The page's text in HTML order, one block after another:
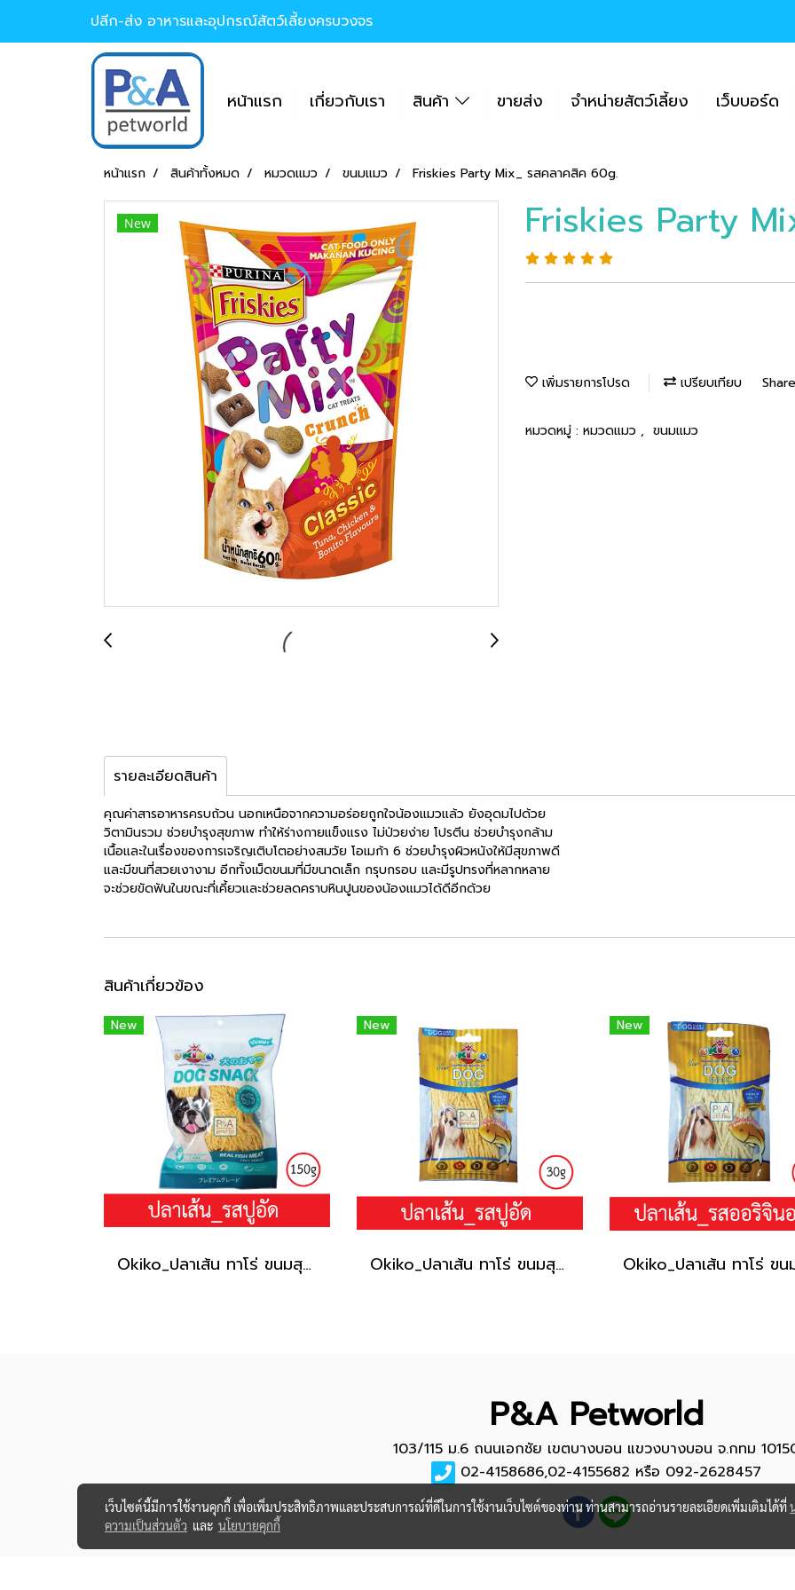
ปลีก-ส่ง อาหารและอุปกรณ์สัตว์เลี้ยงครบวงจร
หน้าแรก เกี่ยวกับเรา สินค้า ขายส่ง จำหน่ายสัตว์เลี้ยง เว็บบอร์ด
หน้าแรก สินค้าทั้งหมด หมวดแมว ขนมแมว Friskies Party Mix_ รสคลาคสิค 60g.
New Friskies Party
เพิ่มรายการโปรด เปรียบเทียบ Share
หมวดหมู่ : หมวดแมว , ขนมแมว
รายละเอียดสินค้า
คุณค่าสารอาหารครบถ้วน นอกเหนือจากความอร่อยถูกใจน้องแมวแล้ว ยังอุดมไปด้วย
วิตามินรวม ช่วยบำรุงสุขภาพ ทำให้ร่างกายแข็งแรง ไม่ป่วยง่าย โปรตีน ช่วยบำรุงกล้าม
เนื้อและในเรื่องของการเจริญเติบโตอย่างสมวัย โอเมก้า 6 ช่วยบำรุงผิวหนังให้มีสุขภาพดี
และมีขนที่สวยเงางาม อีกทั้งเม็ดขนมที่มีขนาดเล็ก กรุบกรอบ และมีรูปทรงที่หลากหลาย
จะช่วยขัดฟันในขณะที่เคี้ยวและช่วยลดคราบหินปูนของน้องแมวได้ดีอีกด้วย
สินค้าเกี่ยวข้อง
New
Okiko_ปลาเส้น ทาโร่ ขนมสุนัข (เนื้อปลา 100%) _รสปู150g.
New
Okiko_ปลาเส้น ทาโร่ ขนมสุนัข (เนื้อปลา 100%) _รสปู30g.
New
P&A Petworld
103/115 ม.6 ถนนเอกชัย เขตบางบอน แขวงบางบอน จ.กทม
02-4158686,02-4155682 หรือ 092-2628457
เว็บไซต์นี้มีการใช้งานคุกกี้ เพื่อเพิ่มประสิทธิภาพและประสบการณ์ที่ดีในการใช้งานเว็บไซต์ของท่าน ท่านสามารถอ่านรายละเอียดเพิ่มเติมได้ที่
ความเป็นส่วนตัว และ นโยบายคุกกี้